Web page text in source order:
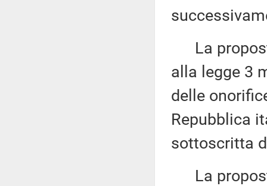
La
alla legge 3
delle
Repubblica
sottoscritta
La